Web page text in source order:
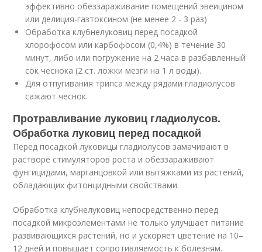
эффективно обеззараживание помещений эвеицином
или делиция-газтоксином (не менее 2 - 3 раз)
Обработка клубнелуковиц перед посадкой
хлорофосом или карбофосом (0,4%) в течение 30
минут, либо или погружение на 2 часа в разбавленный
сок чеснока (2 ст. ложки мезги на 1 л воды).
Для отпугивания трипса между рядами гладиолусов
сажают чеснок.
Протравливание луковиц гладиолусов.
Обработка луковиц перед посадкой
Перед посадкой луковицы гладиолусов замачивают в
растворе стимуляторов роста и обеззараживают
фунгицидами, марганцовкой или вытяжками из растений,
обладающих фитонцидными свойствами.
Обработка клубнелуковиц непосредственно перед
посадкой микроэлементами не только улучшает питание
развивающихся растений, но и ускоряет цветение на 10–
12 дней и повышает сопротивляемость к болезням.